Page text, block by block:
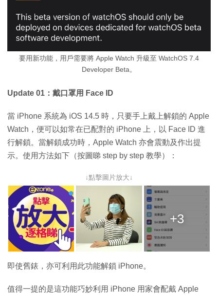
要用新功能，用戶需要將 Apple Watch 升級至 WatchOS 7.4
Developer Beta。
Update 01：戴口罩用 Face ID
當 iPhone 系統為 iOS 14.5 時，只要手上戴上解鎖的 Apple
Watch，便可以如常在已配對的 iPhone 上，以 Face ID 進
行解鎖。當解鎖成功時，Apple Watch 亦會震動及作出提
示。使用方法如下（按圖睇 step by step 教學）：
↓點擊圖片放大↓
+3
即使舊錶，亦可利用此功能解鎖 iPhone。
值得一提的是這功能巧妙利用 iPhone 用家會配戴 Apple